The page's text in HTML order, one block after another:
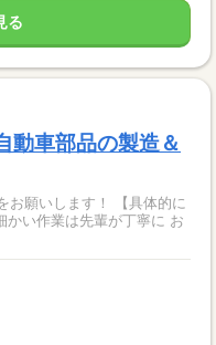
る
動車部品の製造＆
ます！ 【具体的に